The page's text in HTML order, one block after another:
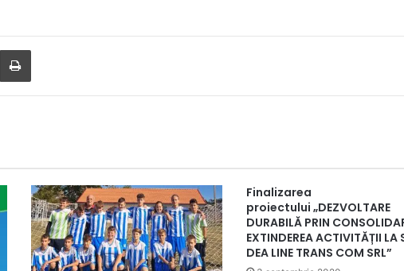
Finalizarea
proiectului „DEZVOLTARE
DURABILĂ PRIN
EXTINDEREA ACTIVITĂȚII LA
DEA LINE TRANS COM SRL”